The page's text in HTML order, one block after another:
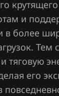
и
в более
тяговую
его